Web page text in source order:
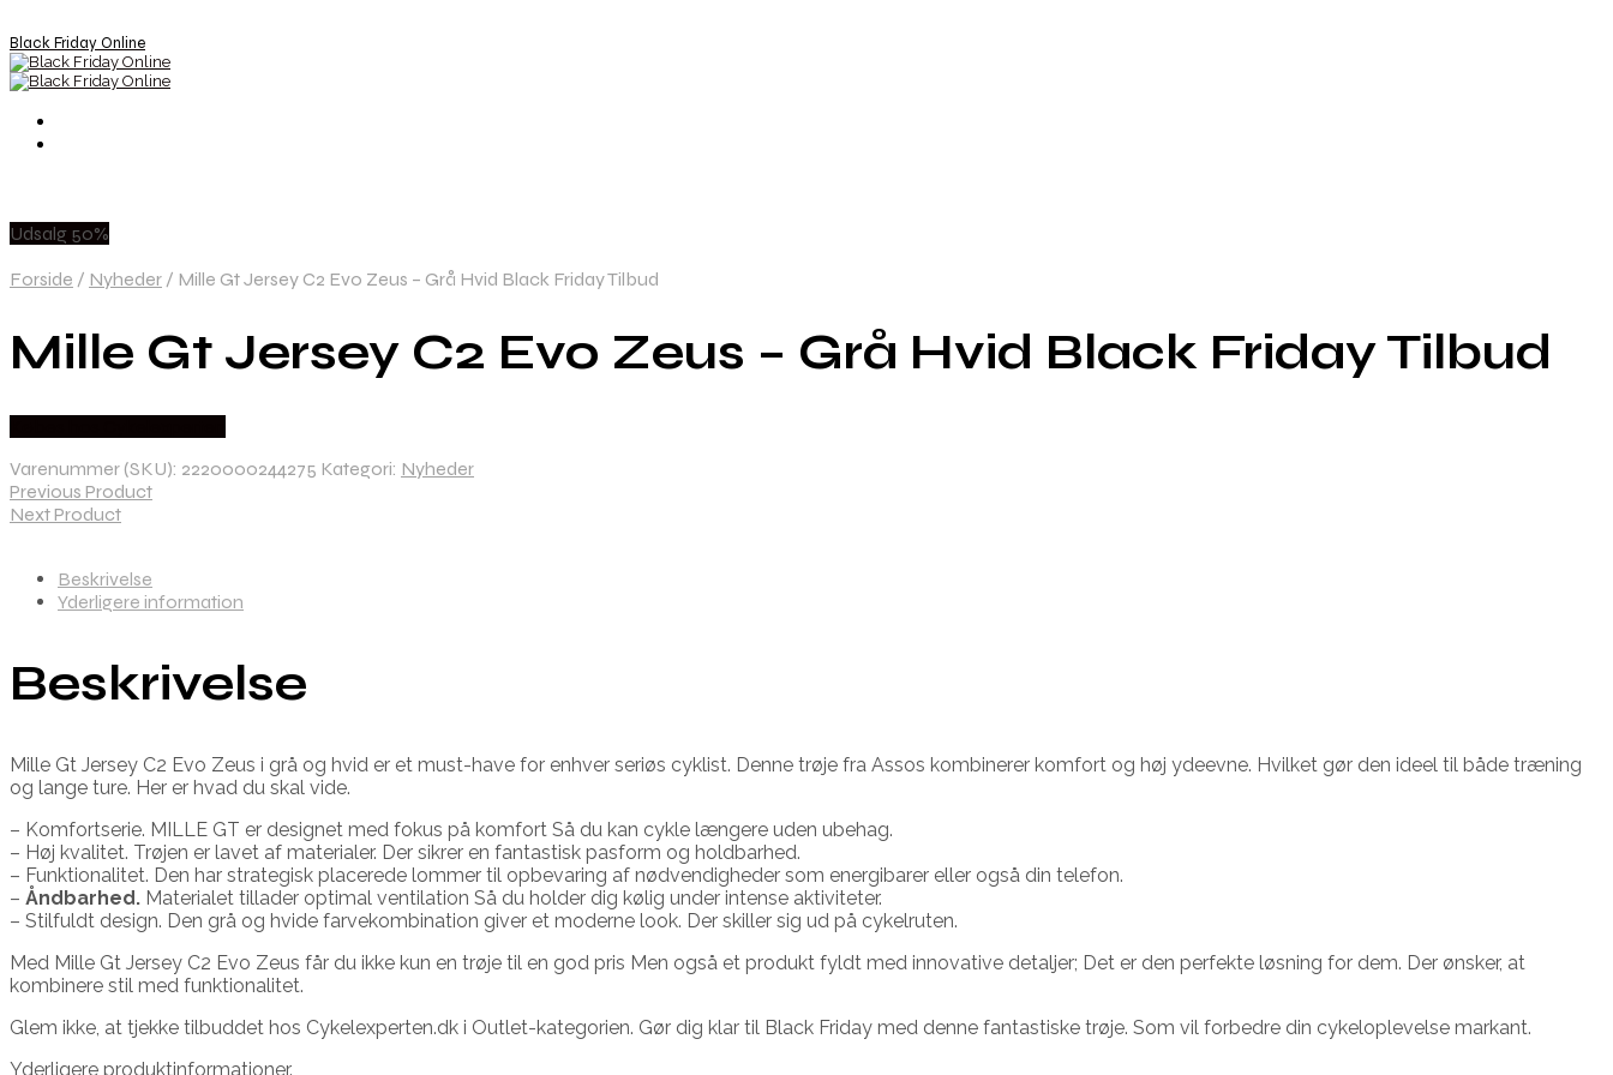
Black Friday Online
Udsalg 50%
Forside / Nyheder / Mille Gt Jersey C2 Evo Zeus – Grå Hvid Black Friday Tilbud
Mille Gt Jersey C2 Evo Zeus – Grå Hvid Black Friday Tilbud
Varenummer (SKU): 2220000244275 Kategori: Nyheder
Previous Product
Next Product
Beskrivelse
Yderligere information
Beskrivelse
Mille Gt Jersey C2 Evo Zeus i grå og hvid er et must-have for enhver seriøs cyklist. Denne trøje fra Assos kombinerer komfort og høj ydeevne. Hvilket gør den ideel til både træning
og lange ture. Her er hvad du skal vide.
– Komfortserie. MILLE GT er designet med fokus på komfort Så du kan cykle længere uden ubehag.
– Høj kvalitet. Trøjen er lavet af materialer. Der sikrer en fantastisk pasform og holdbarhed.
– Funktionalitet. Den har strategisk placerede lommer til opbevaring af nødvendigheder som energibarer eller også din telefon.
– Åndbarhed. Materialet tillader optimal ventilation Så du holder dig kølig under intense aktiviteter.
– Stilfuldt design. Den grå og hvide farvekombination giver et moderne look. Der skiller sig ud på cykelruten.
Med Mille Gt Jersey C2 Evo Zeus får du ikke kun en trøje til en god pris Men også et produkt fyldt med innovative detaljer; Det er den perfekte løsning for dem. Der ønsker, at
kombinere stil med funktionalitet.
Glem ikke, at tjekke tilbuddet hos Cykelexperten.dk i Outlet-kategorien. Gør dig klar til Black Friday med denne fantastiske trøje. Som vil forbedre din cykeloplevelse markant.
Yderligere produktinformationer.